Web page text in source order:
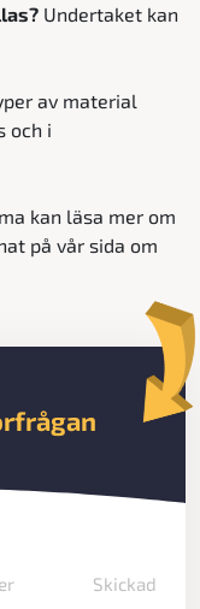
Undertaket kan
av material
och i
kan läsa mer om
på vår sida om
Skickad